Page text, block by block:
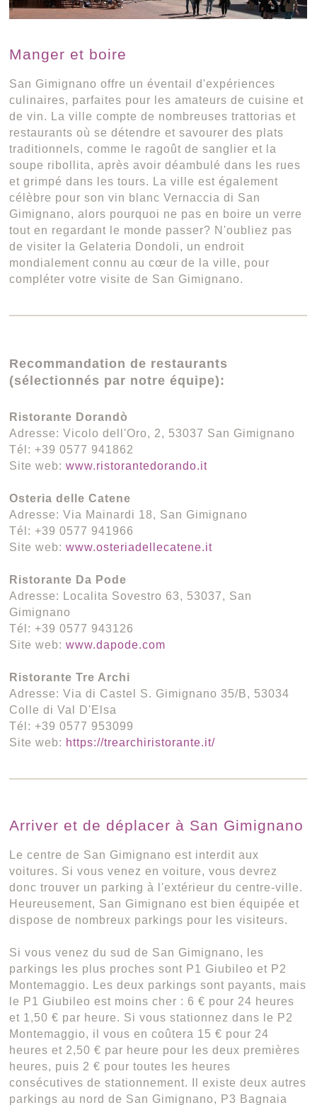
Manger et boire
San Gimignano offre un éventail d'expériences
culinaires, parfaites pour les amateurs de cuisine et
de vin. La ville compte de nombreuses trattorias et
restaurants où se détendre et savourer des plats
traditionnels, comme le ragoût de sanglier et la
soupe ribollita, après avoir déambulé dans les rues
et grimpé dans les tours. La ville est également
célèbre pour son vin blanc Vernaccia di San
Gimignano, alors pourquoi ne pas en boire un verre
tout en regardant le monde passer? N'oubliez pas
de visiter la Gelateria Dondoli, un endroit
mondialement connu au cœur de la ville, pour
compléter votre visite de San Gimignano.
Recommandation de restaurants
(sélectionnés par notre équipe):
Ristorante Dorandò
Adresse: Vicolo dell'Oro, 2, 53037 San Gimignano
Tél: +39 0577 941862
Site web:www.ristorantedorando.it
Osteria delle Catene
Adresse: Via Mainardi 18, San Gimignano
Tél: +39 0577 941966
Site web:www.osteriadellecatene.it
Ristorante Da Pode
Adresse: Localita Sovestro 63, 53037, San
Gimignano
Tél: +39 0577 943126
Site web:www.dapode.com
Ristorante Tre Archi
Adresse: Via di Castel S. Gimignano 35/B, 53034
Colle di Val D'Elsa
Tél: +39 0577 953099
Site web: https://trearchiristorante.it/
Arriver et de déplacer à San Gimignano
Le centre de San Gimignano est interdit aux
voitures. Si vous venez en voiture, vous devrez
donc trouver un parking à l'extérieur du centre-ville.
Heureusement, San Gimignano est bien équipée et
dispose de nombreux parkings pour les visiteurs.
Si vous venez du sud de San Gimignano, les
parkings les plus proches sont P1 Giubileo et P2
Montemaggio. Les deux parkings sont payants, mais
le P1 Giubileo est moins cher : 6 € pour 24 heures
et 1,50 € par heure. Si vous stationnez dans le P2
Montemaggio, il vous en coûtera 15 € pour 24
heures et 2,50 € par heure pour les deux premières
heures, puis 2 € pour toutes les heures
consécutives de stationnement. Il existe deux autres
parkings au nord de San Gimignano, P3 Bagnaia